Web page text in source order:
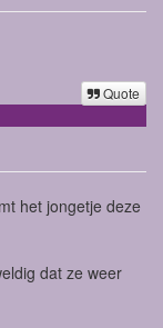
Quote
het jongetje deze
dat ze weer